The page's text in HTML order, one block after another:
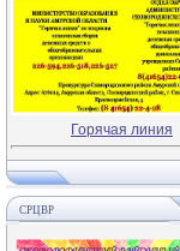
Горячая линия
СРЦВР